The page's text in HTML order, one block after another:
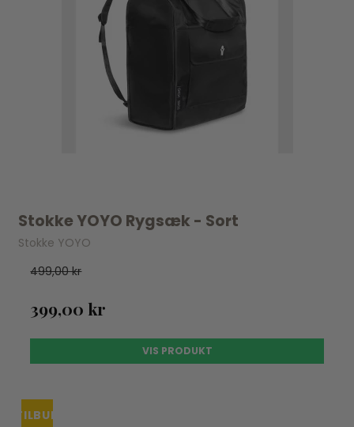
Stokke YOYO Rygsæk - Sort
Stokke YOYO
499,00 kr
399,00 kr
VIS PRODUKT
TILBUD